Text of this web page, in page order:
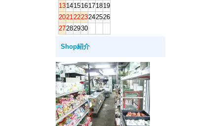
13141516171819
2021 2223242526
27282930
Shop紹介